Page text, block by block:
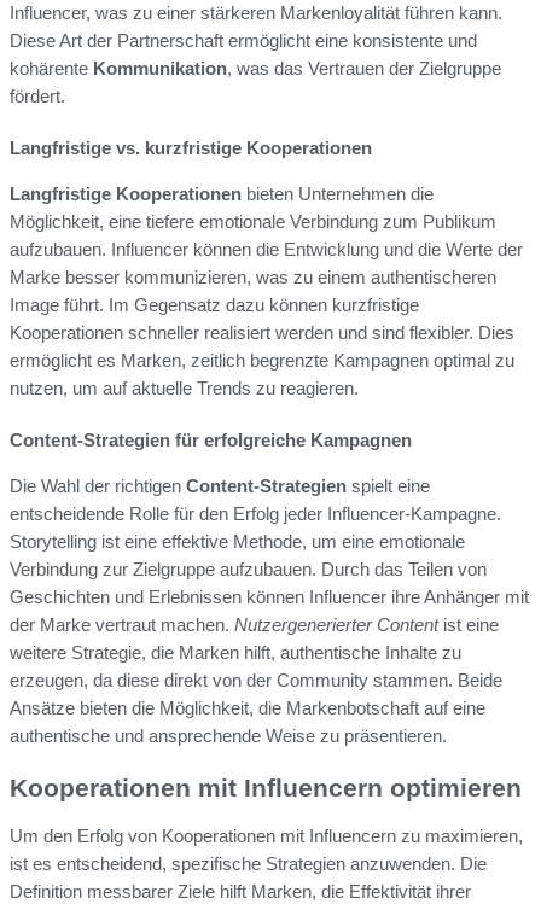
Influencer, was zu einer stärkeren Markenloyalität führen kann.
Diese Art der Partnerschaft ermöglicht eine konsistente und
kohärente Kommunikation, was das Vertrauen der Zielgruppe
fördert.
Langfristige vs. kurzfristige Kooperationen
Langfristige Kooperationen bieten Unternehmen die
Möglichkeit, eine tiefere emotionale Verbindung zum Publikum
aufzubauen. Influencer können die Entwicklung und die Werte der
Marke besser kommunizieren, was zu einem authentischeren
Image führt. Im Gegensatz dazu können kurzfristige
Kooperationen schneller realisiert werden und sind flexibler. Dies
ermöglicht es Marken, zeitlich begrenzte Kampagnen optimal zu
nutzen, um auf aktuelle Trends zu reagieren.
Content-Strategien für erfolgreiche Kampagnen
Die Wahl der richtigen Content-Strategien spielt eine
entscheidende Rolle für den Erfolg jeder Influencer-Kampagne.
Storytelling ist eine effektive Methode, um eine emotionale
Verbindung zur Zielgruppe aufzubauen. Durch das Teilen von
Geschichten und Erlebnissen können Influencer ihre Anhänger mit
der Marke vertraut machen. Nutzergenerierter Contentist eine
weitere Strategie, die Marken hilft, authentische Inhalte zu
erzeugen, da diese direkt von der Community stammen. Beide
Ansätze bieten die Möglichkeit, die Markenbotschaft auf eine
authentische und ansprechende Weise zu präsentieren.
Kooperationen mit Influencern optimieren
Um den Erfolg von Kooperationen mit Influencern zu maximieren,
ist es entscheidend, spezifische Strategien anzuwenden. Die
Definition messbarer Ziele hilft Marken, die Effektivität ihrer